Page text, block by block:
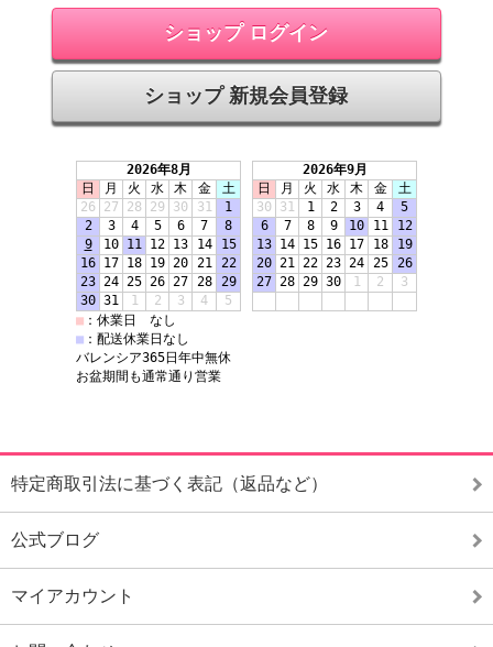
ショップ ログイン
ショップ 新規会員登録
特定商取引法に基づく表記（返品など）
公式ブログ
マイアカウント